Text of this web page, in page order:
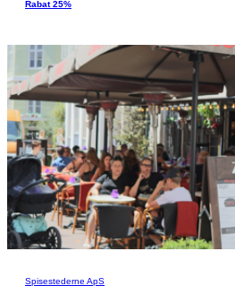
Rabat 25%
Spisestederne ApS